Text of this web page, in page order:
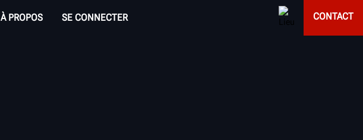
À PROPOS SE CONNECTER CONTACT